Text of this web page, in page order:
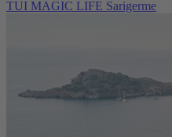
TUI MAGIC LIFE Sarigerme